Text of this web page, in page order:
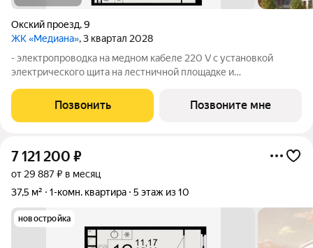
Окский проезд,9
ЖК «Медиана», 3 квартал 2028
- электропроводка на медном кабеле 220 V с установкой
электрического щита на лестничной площадке и
стен, кроме стен лоджий, откосов дверных и оконных
проемов, ниш прохождения стояков
Позвонить Позвоните мне
7 121 200 ₽
от 29 887 ₽ в месяц
37,5 м²
1-комн. квартира 5 этаж из 10
новостройка